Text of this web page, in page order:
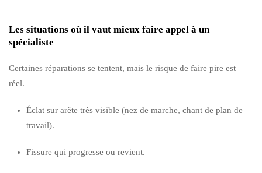
Les situations où il vaut mieux faire appel à un
spécialiste
Certaines réparations se tentent, mais le risque de faire pire est
réel.
Éclat sur arête très visible (nez de marche, chant de plan de
travail).
Fissure qui progresse ou revient.